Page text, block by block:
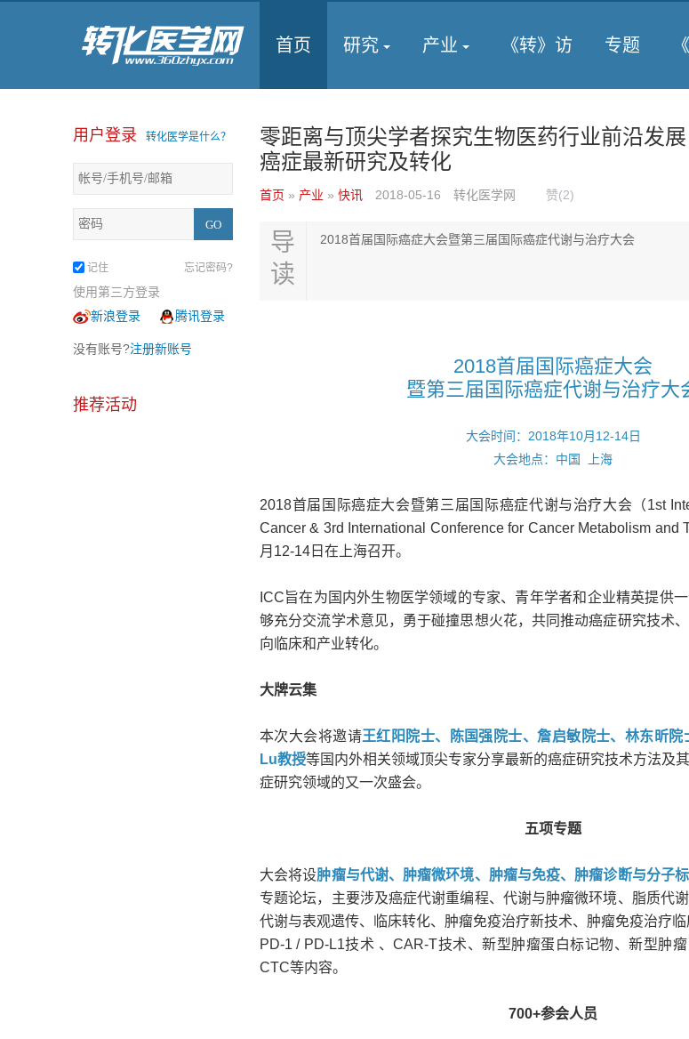
首页 研究 产业 《转》访 专题
用户登录 转化医学是什么？
记住 忘记密码?
使用第三方登录
新浪登录
腾讯登录
没有账号?注册新账号
推荐活动
零距离与顶尖学者探究生物医药行业前沿发
癌症最新研究及转化
首页 » 产业 » 快讯 2018-05-16 转化医学网 赞(2)
导
读
2018首届国际癌症大会暨第三届国际癌症代谢与治疗大会
2018首届国际癌症大会
暨第三届国际癌症代谢与治疗大
大会时间：2018年10月12-14日
大会地点：中国 上海
2018首届国际癌症大会暨第三届国际癌症代谢与治疗大会（1st
Cancer & 3rd International Conference for Cancer Metabolism and
月12-14日在上海召开。
ICC旨在为国内外生物医学领域的专家、青年学者和企业精英提供
够充分交流学术意见，勇于碰撞思想火花，共同推动癌症研究技术
向临床和产业转化。
大牌云集
本次大会将邀请王红阳院士、陈国强院士、詹启敏院士、林东昕
Lu教授等国内外相关领域顶尖专家分享最新的癌症研究技术方法及
症研究领域的又一次盛会。
五项专题
大会将设肿瘤与代谢、肿瘤微环境、肿瘤与免疫、肿瘤诊断与分子
专题论坛，主要涉及癌症代谢重编程、代谢与肿瘤微环境、脂质代
代谢与表观遗传、临床转化、肿瘤免疫治疗新技术、肿瘤免疫治疗临
PD-1 / PD-L1技术 、CAR-T技术、新型肿瘤蛋白标记物、新型肿瘤
CTC等内容。
700+参会人员